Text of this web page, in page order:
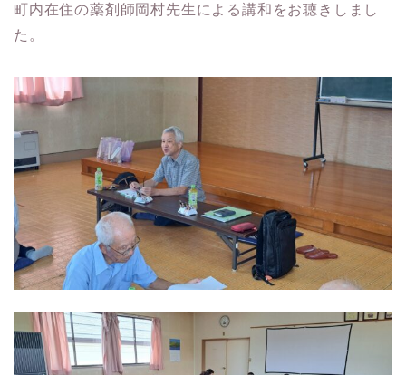
町内在住の薬剤師岡村先生による講和をお聴きしまし
た。